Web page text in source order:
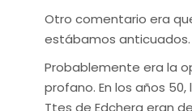
Otro comentario era
estábamos anticuados.
Probablemente era la
profano. En los años
Ttes de Edchera eran